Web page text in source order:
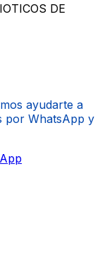
DE
ayudarte a
por WhatsApp y